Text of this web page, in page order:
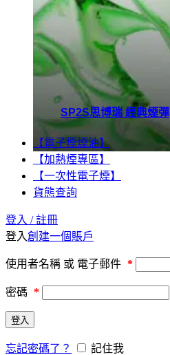
SP2S思博瑞 經典煙彈
【電子煙煙油】
【加熱煙專區】
【一次性電子煙】
貨態查詢
登入 / 註冊
登入創建一個賬戶
使用者名稱 或 電子郵件 *必
密碼 *必
登入
忘記密碼了？
記住我